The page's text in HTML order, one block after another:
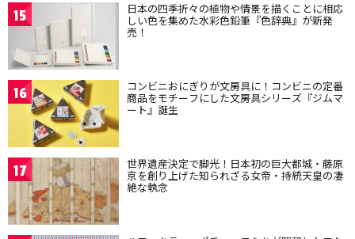
15 日本の四季折々の植物や情景を描くことに相応
しい色を集めた水彩色鉛筆『色辞典』が新発
売！
16 コンビニおにぎりが文房具に！コンビニの定番
商品をモチーフにした文房具シリーズ『ジムマ
ート』誕生
17 世界遺産決定で脚光！日本初の巨大都城・藤原
京を創り上げた知られざる女帝・持統天皇の凄
絶な執念